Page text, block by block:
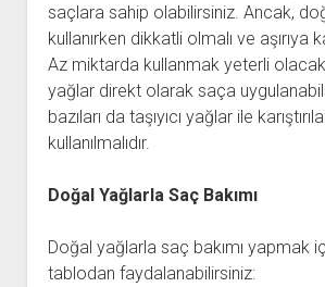
saçlara sahip olabilirsiniz. Ancak,
kullanırken dikkatli olmalı ve aşırıya
Az miktarda kullanmak yeterli
yağlar direkt olarak saça
bazıları da taşıyıcı yağlar ile
kullanılmalıdır.
Doğal Yağlarla Saç Bakımı
Doğal yağlarla saç bakımı yapmak
tablodan faydalanabilirsiniz: